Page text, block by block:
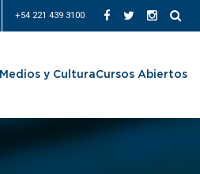
+54 221 439 3100
Medios y CulturaCursos Abiertos